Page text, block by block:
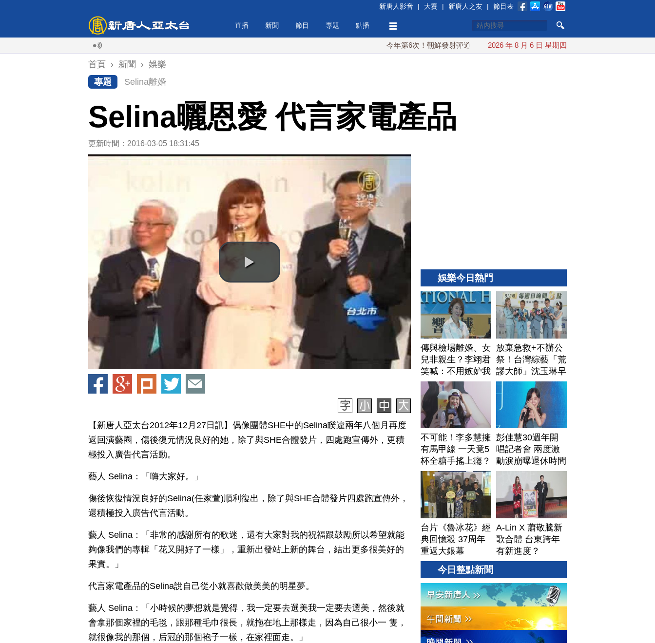
新唐人影音 | 大賽 | 新唐人之友 | 節目表
直播 新聞 節目 專題 點播
今年第6次！朝鮮發射彈道導彈 落日本EEZ外 紅海戰火續升溫 也門胡塞武裝稱又襲擊
2026 年 8 月 6 日 星期四
首頁 › 新聞 › 娛樂
專題
Selina離婚
Selina曬恩愛 代言家電產品
更新時間：2016-03-05 18:31:45
【新唐人亞太台2012年12月27日訊】偶像團體SHE中的Selina睽違兩年八個月再度
返回演藝圈，傷後復元情況良好的她，除了與SHE合體發片，四處跑宣傳外，更積
極投入廣告代言活動。
藝人 Selina：「嗨大家好。」
傷後恢復情況良好的Selina(任家萱)順利復出，除了與SHE合體發片四處跑宣傳外，
還積極投入廣告代言活動。
藝人 Selina：「非常的感謝所有的歌迷，還有大家對我的祝福跟鼓勵所以希望就能
夠像我們的專輯「花又開好了一樣」，重新出發站上新的舞台，結出更多很美好的
果實。」
代言家電產品的Selina說自己從小就喜歡做美美的明星夢。
藝人 Selina：「小時候的夢想就是覺得，我一定要去選美我一定要去選美，然後就
會拿那個家裡的毛毯，跟那種毛巾很長，就拖在地上那樣走，因為自己很小一 隻，
就很像我的那個，后冠的那個袍子一樣，在家裡面走。」
娛樂今日熱門
傳與檢場離婚、女
兒非親生？李翊君
笑喊：不用嫉妒我
放棄急救+不辦公
祭！台灣綜藝「荒
謬大師」沈玉琳早
安排身後事
不可能！李多慧擁
有馬甲線 一天竟5
杯全糖手搖上癮？
彭佳慧30週年開
唱記者會 兩度激
動淚崩曝退休時間
台片《魯冰花》經
典回憶殺 37周年
重返大銀幕
A-Lin X 蕭敬騰新
歌合體 台東跨年
有新進度？
今日整點新聞